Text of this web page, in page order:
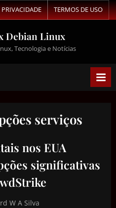
TERMOS DE USO
Debian Linux
Tecnologia e Notícias
serviços
nos EUA
significativas
W A Silva